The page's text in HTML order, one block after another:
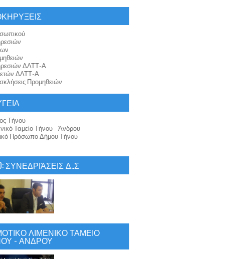
ΔΛΤΤ-Α
ΔΛΤΤ-Α
Προμηθειών
Τήνου
Ταμείο Τήνου - Άνδρου
Πρόσωπο Δήμου Τήνου
ΣΥΝΕΔΡΙΆΣΕΙΣ Δ..Σ
ΛΙΜΕΝΙΚΟ ΤΑΜΕΙΟ
- ΑΝΔΡΟΥ